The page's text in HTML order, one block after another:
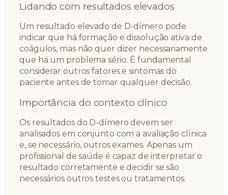
Lidando com resultados elevados
Um resultado elevado de D-dímero pode
indicar que há formação e dissolução ativa de
coágulos, mas não quer dizer necessariamente
que há um problema sério. É fundamental
considerar outros fatores e sintomas do
paciente antes de tomar qualquer decisão.
Importância do contexto clínico
Os resultados do D-dímero devem ser
analisados em conjunto com a avaliação clínica
e, se necessário, outros exames. Apenas um
profissional de saúde é capaz de interpretar o
resultado corretamente e decidir se são
necessários outros testes ou tratamentos.